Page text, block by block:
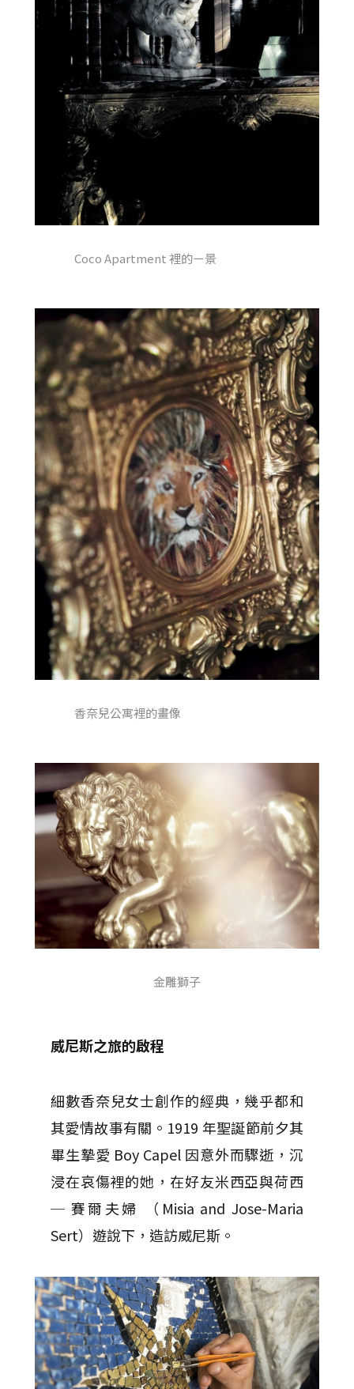
Coco Apartment 裡的ㄧ景
香奈兒公寓裡的畫像
金雕獅子
威尼斯之旅的啟程
細數香奈兒女士創作的經典，幾乎都和
其愛情故事有關。1919 年聖誕節前夕其
畢生摯愛 Boy Capel 因意外而驟逝，沉
浸在哀傷裡的她，在好友米西亞與荷西
─ 賽爾夫婦 （Misia and Jose-Maria
Sert）遊說下，造訪威尼斯。